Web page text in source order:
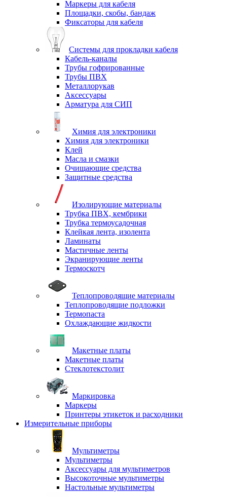
Маркеры для кабеля
Площадки, скобы, бандаж
Фиксаторы для кабеля
Системы для прокладки кабеля
Кабель-каналы
Трубы гофрированные
Трубы ПВХ
Металлорукав
Аксессуары
Арматура для СИП
Химия для электроники
Химия для электроники
Клей
Масла и смазки
Очищающие средства
Защитные средства
Изолирующие материалы
Трубка ПВХ, кембрики
Трубка термоусадочная
Клейкая лента, изолента
Ламинаты
Мастичные ленты
Экранирующие ленты
Термоскотч
Теплопроводящие материалы
Теплопроводящие подложки
Термопаста
Охлаждающие жидкости
Макетные платы
Макетные платы
Стеклотекстолит
Маркировка
Маркеры
Принтеры этикеток и расходники
Измерительные приборы
Мультиметры
Мультиметры
Аксессуары для мультиметров
Высокоточные мультиметры
Настольные мультиметры